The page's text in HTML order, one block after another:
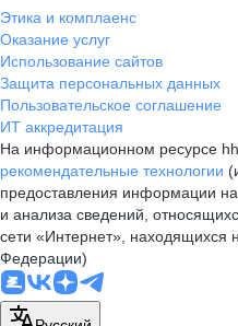
Этика и комплаенс
Оказание услуг
Использование сайтов
Защита персональных данных
Пользовательское соглашение
ИТ аккредитация
На информационном ресурсе
рекомендательные технологии
предоставления информации
и анализа сведений,
сети «Интернет», находящихся
Федерации)